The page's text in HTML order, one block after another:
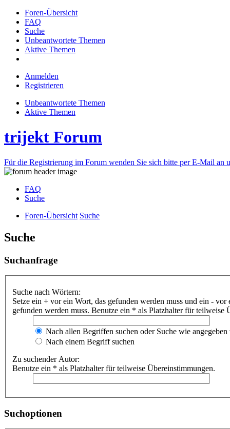
Foren-Übersicht
FAQ
Suche
Unbeantwortete Themen
Aktive Themen
Anmelden
Registrieren
Unbeantwortete Themen
Aktive Themen
trijekt Forum
Für die Registrierung im Forum wenden Sie sich bitte per E-Mail an
FAQ
Suche
Foren-Übersicht Suche
Suche
Suchanfrage
Suche nach Wörtern:
Setze ein + vor ein Wort, das gefunden werden muss und ein - vor
gefunden werden muss. Benutze ein * als Platzhalter für teilweise
Nach allen Begriffen suchen oder Suche wie angegeben
Nach einem Begriff suchen
Zu suchender Autor:
Benutze ein * als Platzhalter für teilweise Übereinstimmungen.
Suchoptionen